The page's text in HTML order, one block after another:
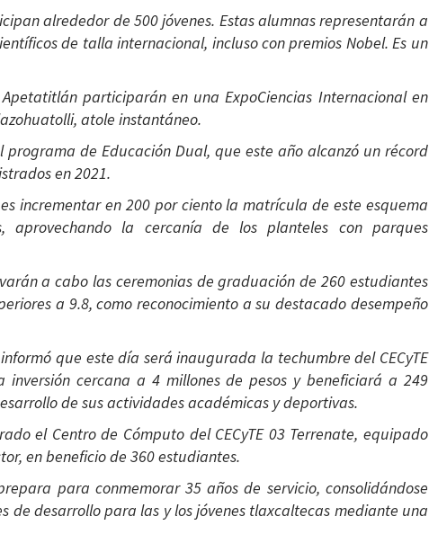
alrededor de 500 jóvenes. Estas alumnas representarán a
de talla internacional, incluso con premios Nobel. Es un
participarán en una ExpoCiencias Internacional en
atole instantáneo.
de Educación Dual, que este año alcanzó un récord
en 2021.
incrementar en 200 por ciento la matrícula de este esquema
aprovechando la cercanía de los planteles con parques
a cabo las ceremonias de graduación de 260 estudiantes
a 9.8, como reconocimiento a su destacado desempeño
que este día será inaugurada la techumbre del CECyTE
cercana a 4 millones de pesos y beneficiará a 249
de sus actividades académicas y deportivas.
el Centro de Cómputo del CECyTE 03 Terrenate, equipado
en beneficio de 360 estudiantes.
para conmemorar 35 años de servicio, consolidándose
desarrollo para las y los jóvenes tlaxcaltecas mediante una